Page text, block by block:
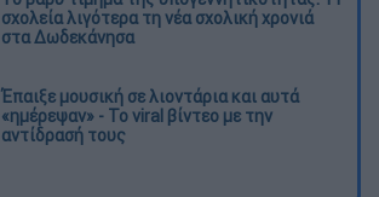
σχολεία λιγότερα τη νέα σχολική χρονιά
στα Δωδεκάνησα
Έπαιξε μουσική σε λιοντάρια και αυτά
«ημέρεψαν» - Το viral βίντεο με την
αντίδρασή τους